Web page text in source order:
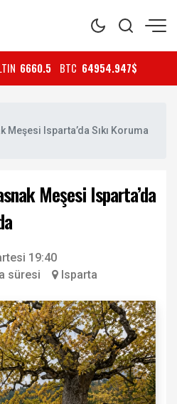
6660.5 BTC 64954.947$
Isparta’da Sıkı Koruma
Meşesi Isparta’da
19:40
süresi Isparta